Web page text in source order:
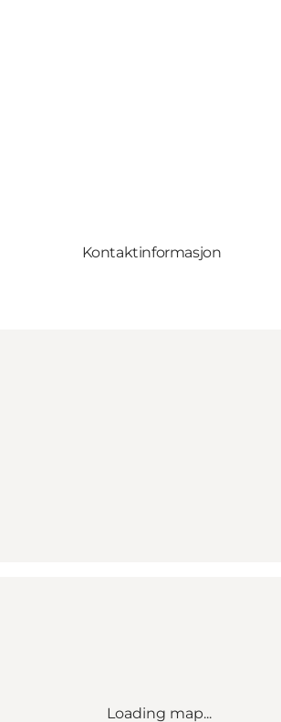
Kontaktinformasjon
Loading map...